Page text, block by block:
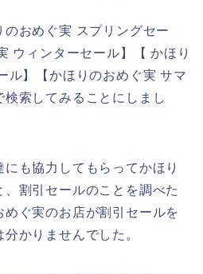
おめぐ実 スプリングセー
ウィンターセール】【 かほり
ル】【かほりのおめぐ実 サマ
索してみることにしまし
も協力してもらってかほり
割引セールのことを調べた
ぐ実のお店が割引セールを
かりませんでした。